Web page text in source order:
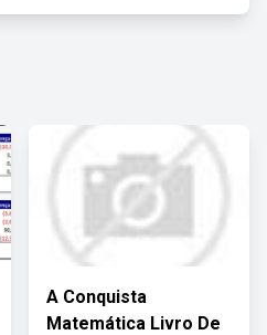
A Conquista
Matemática Livro De